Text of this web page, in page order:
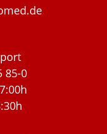
85-0